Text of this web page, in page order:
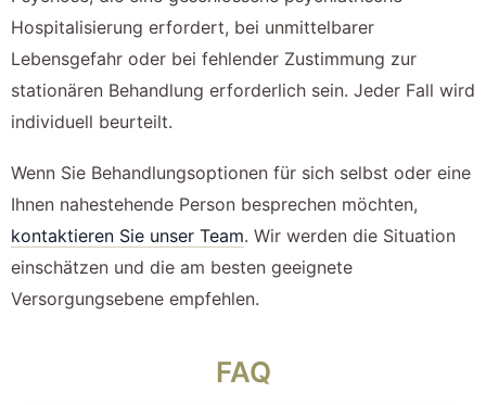
Hospitalisierung erfordert, bei unmittelbarer
Lebensgefahr oder bei fehlender Zustimmung zur
stationären Behandlung erforderlich sein. Jeder Fall wird
individuell beurteilt.
Wenn Sie Behandlungsoptionen für sich selbst oder eine
Ihnen nahestehende Person besprechen möchten,
kontaktieren Sie unser Team. Wir werden die Situation
einschätzen und die am besten geeignete
Versorgungsebene empfehlen.
FAQ